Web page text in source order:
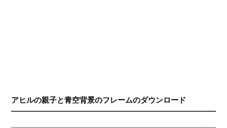
アヒルの親子と青空背景のフレームのダウンロード